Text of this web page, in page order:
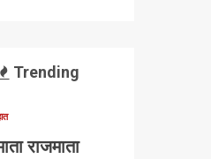
Trending
राजमाता